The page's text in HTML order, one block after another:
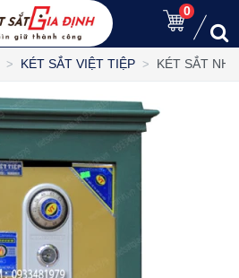
0
KÉT SẮT VIỆT TIỆP KÉT SẮT